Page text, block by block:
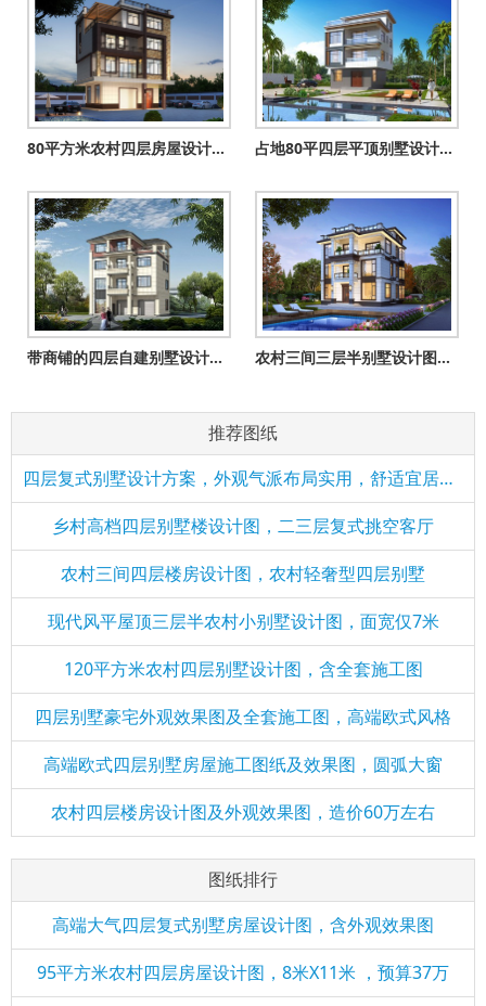
80平方米农村四层房屋设计图纸及效果图 占地80平四层平顶别墅设计图，现代风房子效果图
带商铺的四层自建别墅设计图纸（一层商铺二三四住宅） 农村三间三层半别墅设计图，舒适宽敞时尚经济，居住生活方便舒
推荐图纸
四层复式别墅设计方案，外观气派布局实用，舒适宜居美极了！
乡村高档四层别墅楼设计图，二三层复式挑空客厅
农村三间四层楼房设计图，农村轻奢型四层别墅
现代风平屋顶三层半农村小别墅设计图，面宽仅7米
120平方米农村四层别墅设计图，含全套施工图
四层别墅豪宅外观效果图及全套施工图，高端欧式风格
高端欧式四层别墅房屋施工图纸及效果图，圆弧大窗
农村四层楼房设计图及外观效果图，造价60万左右
图纸排行
高端大气四层复式别墅房屋设计图，含外观效果图
95平方米农村四层房屋设计图，8米X11米 ，预算37万